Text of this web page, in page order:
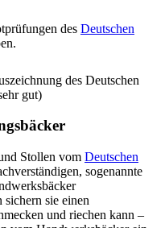
des Deutschen
des Deutschen
gut)
Stollen vom Deutschen
sogenannte
sie einen
und riechen kann –